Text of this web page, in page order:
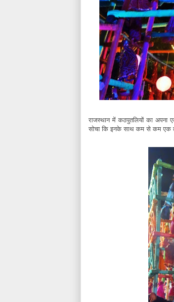
राजस्थान में कठपुतलियों का अपना
सोचा कि इनके साथ कम से कम एक